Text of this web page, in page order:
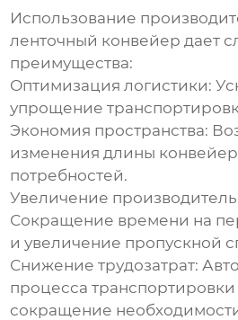
Использование
ленточный конвейер дает
преимущества:
Оптимизация логистики:
упрощение
Экономия пространства:
изменения длины
потребностей.
Увеличение
Сокращение времени на
и увеличение пропускной
Снижение трудозатрат:
процесса транспортировки
сокращение